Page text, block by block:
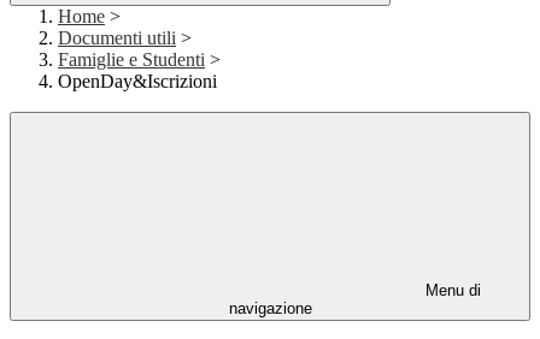
Home >
Documenti utili >
Famiglie e Studenti >
OpenDay&Iscrizioni
Menu di
navigazione